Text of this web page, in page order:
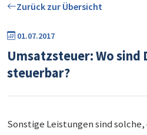
Zurück zur Übersicht
01.07.2017
Umsatzsteuer: Wo sind
steuerbar?
Sonstige Leistungen sind